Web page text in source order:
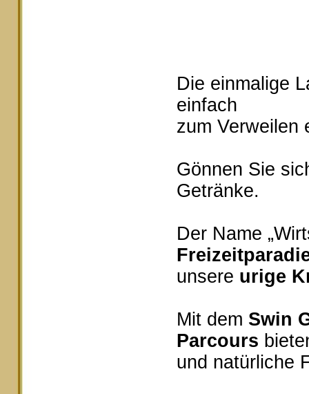
Die einmalige
einfach
zum Verweilen
Gönnen Sie
Getränke.
Der Name
unsere urige
Mit dem Swin
Parcours
und natürliche